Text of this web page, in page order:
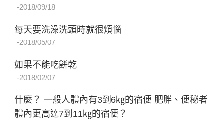
2018/09/18
每天要洗澡洗頭時就很煩惱
2018/05/07
如果不能吃餅乾
2018/02/07
什麼？ 一般人體內有3到6㎏的宿便 肥胖、便秘者
體內更高達7到11㎏的宿便？